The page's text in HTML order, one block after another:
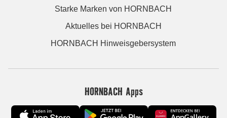
Starke Marken von HORNBACH
Aktuelles bei HORNBACH
HORNBACH Hinweisgebersystem
HORNBACH Apps